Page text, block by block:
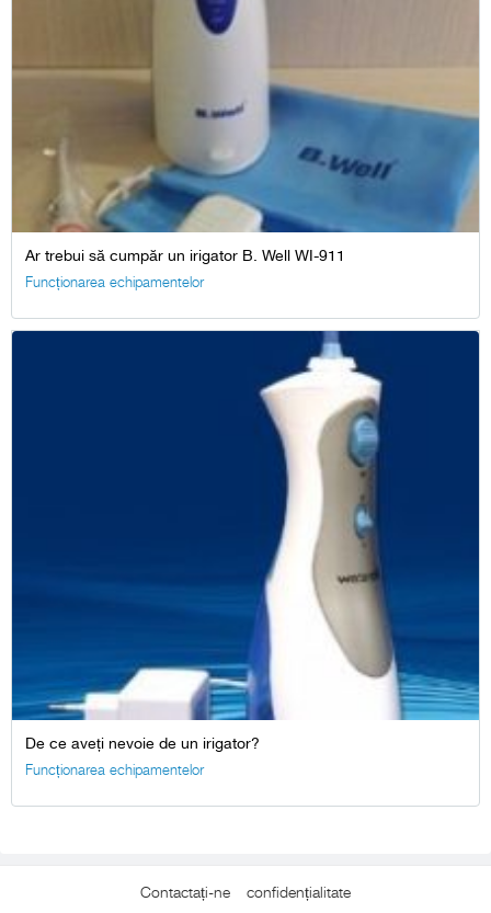
Ar trebui să cumpăr un irigator B. Well WI-911
Funcționarea echipamentelor
De ce aveți nevoie de un irigator?
Funcționarea echipamentelor
Contactați-ne confidențialitate